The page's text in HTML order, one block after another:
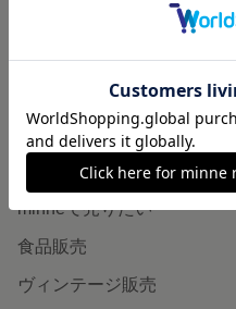
特集
作品販売について
minneで売りたい
食品販売
ヴィンテージ販売